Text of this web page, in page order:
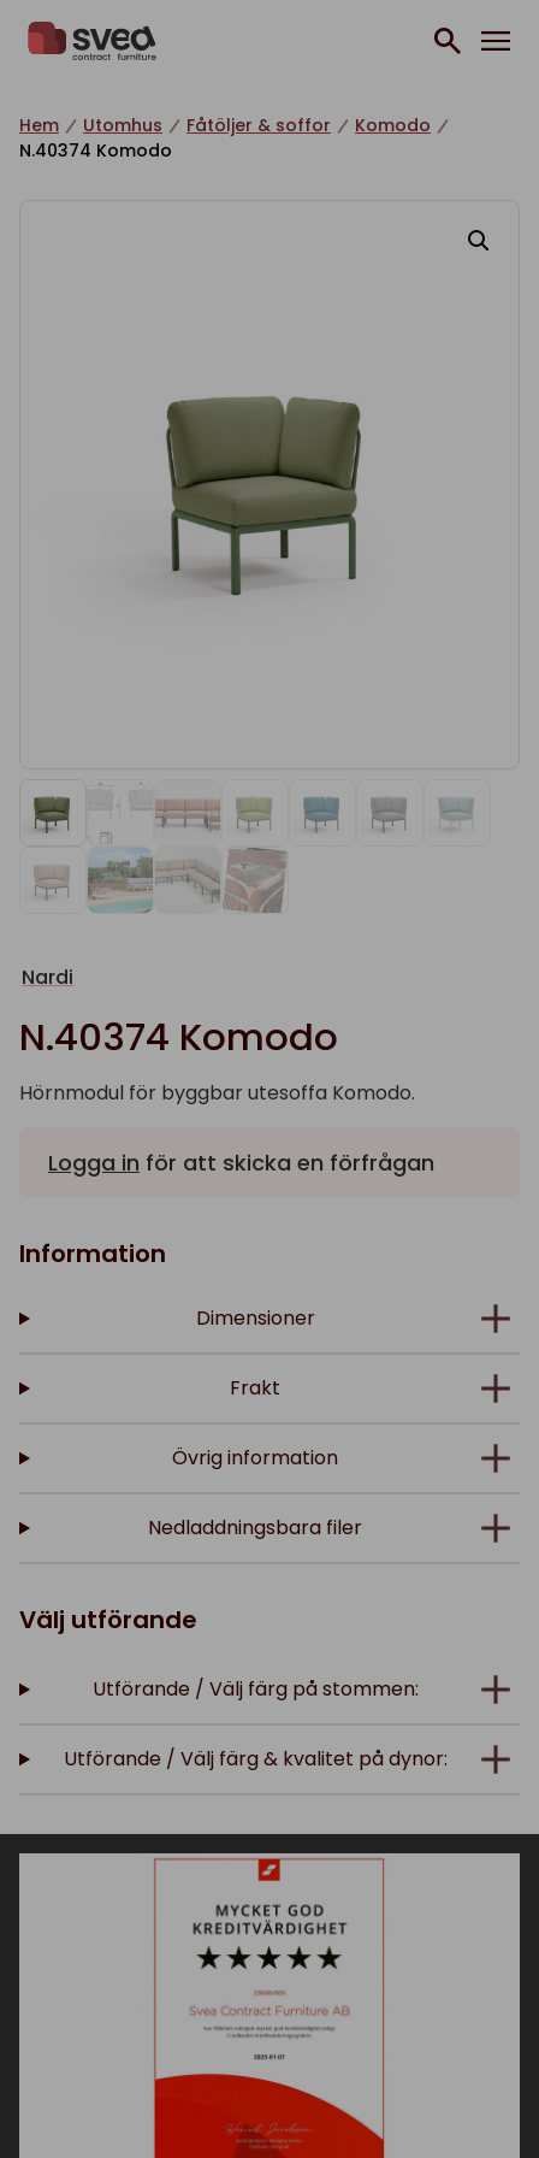
Hem Utomhus Fåtöljer & soffor
Komodo
N.40374 Komodo
Nardi
N.40374 Komodo
Hörnmodul för byggbar utesoffa Komodo.
Logga in för att skicka en förfrågan
Information
Dimensioner
Frakt
Övrig information
Nedladdningsbara filer
Välj utförande
Utförande / Välj färg på stommen:
Utförande / Välj färg & kvalitet på dynor: